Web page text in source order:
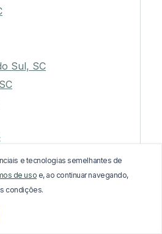
Sul, SC
SC
SC
e tecnologias semelhantes de
de uso e, ao continuar navegando,
condições.